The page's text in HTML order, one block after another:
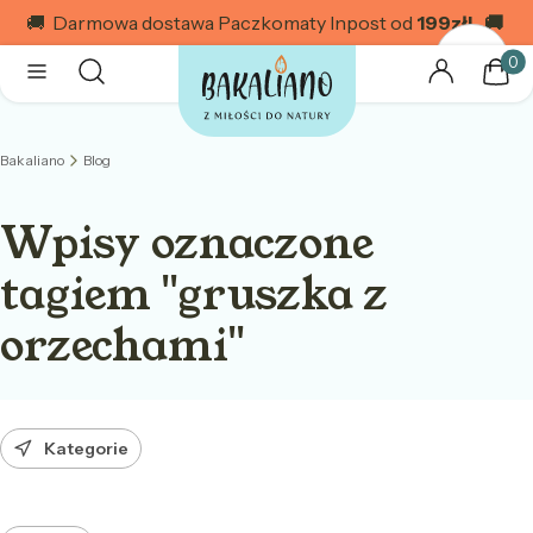
🚚 Darmowa dostawa Paczkomaty Inpost od 199zł! 🚚
Menu Otwórz wyszukiwarkę
Szukaj Zaloguj się
Bakaliano Blog
Wpisy oznaczone
tagiem "gruszka z
orzechami"
Kategorie